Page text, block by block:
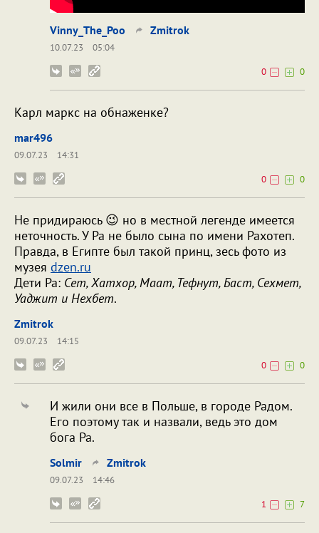
Vinny_The_Poo Zmitrok
10.07.23
05:04
0
0
Карл маркс на обнаженке?
mar496
09.07.23
14:31
0
0
Не придираюсь 😉 но в местной легенде имеется
неточность. У Ра не было сына по имени Рахотеп.
Правда, в Египте был такой принц, зесь фото из
музея dzen.ru
Дети Ра: Сет, Хатхор, Маат, Тефнут, Баст, Сехмет,
Уаджит и Нехбет.
Zmitrok
09.07.23
14:15
0
0
И жили они все в Польше, в городе Радом.
Его поэтому так и назвали, ведь это дом
бога Ра.
Solmir Zmitrok
09.07.23
14:46
1
7